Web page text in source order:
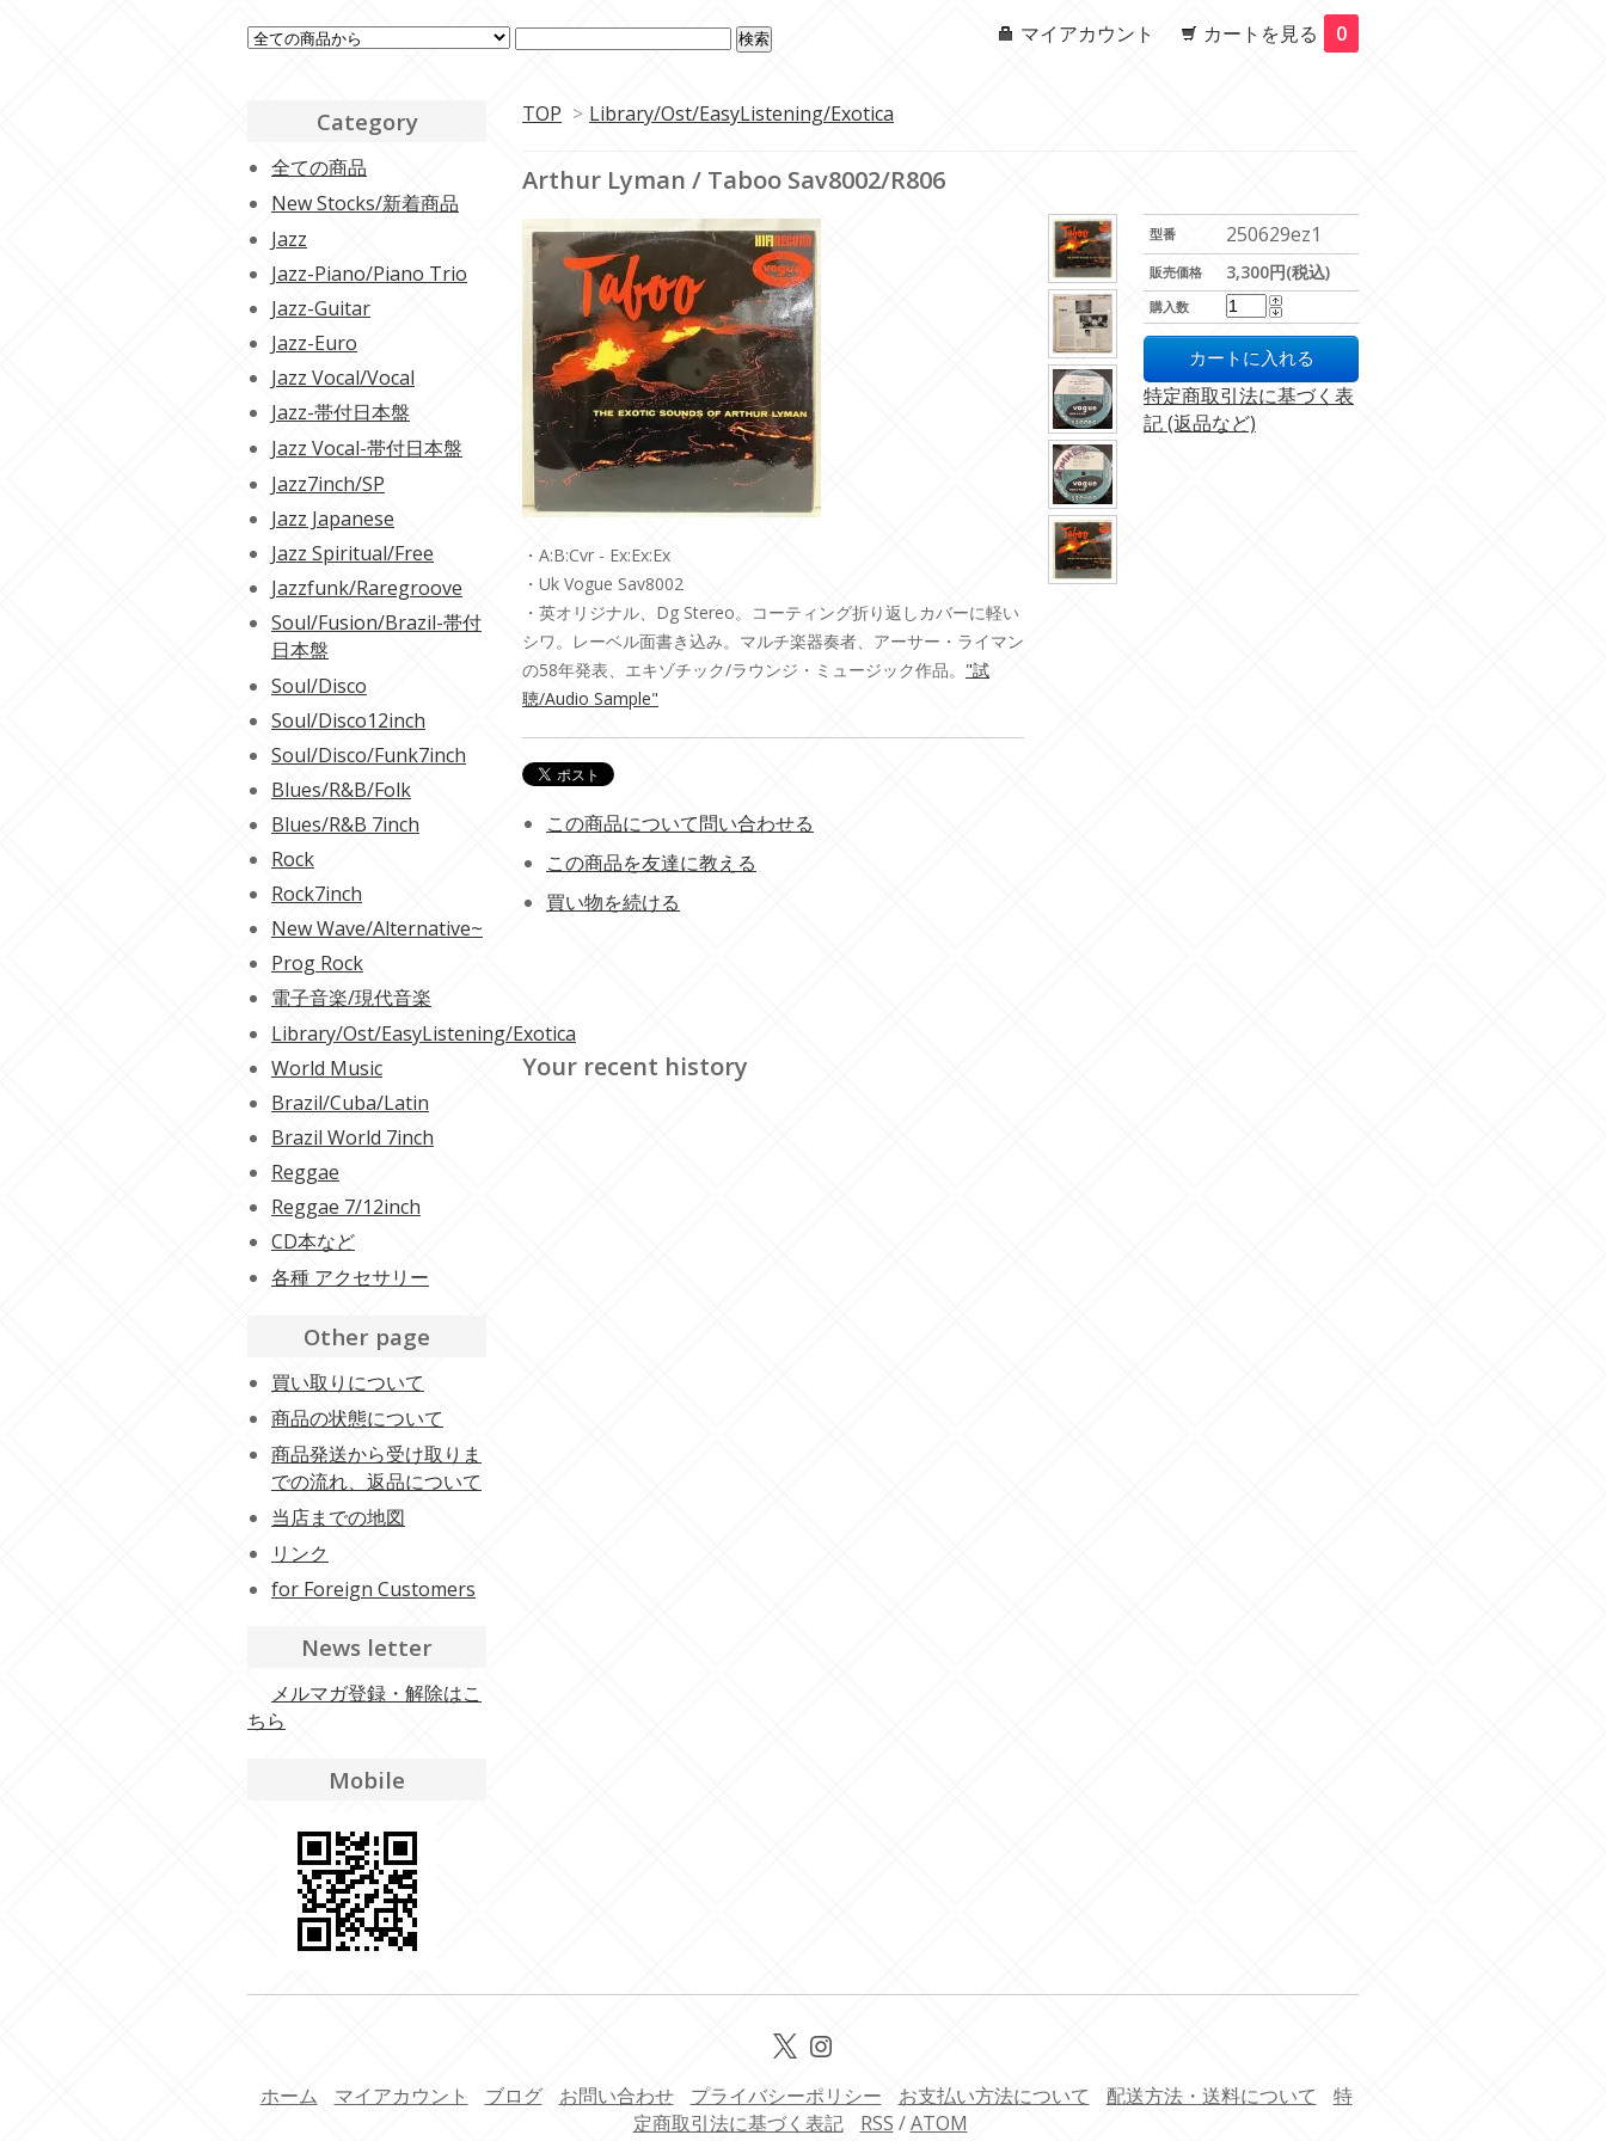
マイアカウント カートを見る 0
TOP > Library/Ost/EasyListening/Exotica
Arthur Lyman / Taboo Sav8002/R806
型番 250629ez1
販売価格 3,300円(税込)
購入数
特定商取引法に基づく表
記 (返品など)
・A:B:Cvr - Ex:Ex:Ex
・Uk Vogue Sav8002
・英オリジナル、Dg Stereo。コーティング折り返しカバーに軽い
シワ。レーベル面書き込み。マルチ楽器奏者、アーサー・ライマン
の58年発表、エキゾチック/ラウンジ・ミュージック作品。 "試
聴/Audio Sample"
この商品について問い合わせる
この商品を友達に教える
買い物を続ける
Your recent history
Category
全ての商品
New Stocks/新着商品
Jazz
Jazz-Piano/Piano Trio
Jazz-Guitar
Jazz-Euro
Jazz Vocal/Vocal
Jazz-帯付日本盤
Jazz Vocal-帯付日本盤
Jazz7inch/SP
Jazz Japanese
Jazz Spiritual/Free
Jazzfunk/Raregroove
Soul/Fusion/Brazil-帯付
日本盤
Soul/Disco
Soul/Disco12inch
Soul/Disco/Funk7inch
Blues/R&B/Folk
Blues/R&B 7inch
Rock
Rock7inch
New Wave/Alternative~
Prog Rock
電子音楽/現代音楽
Library/Ost/EasyListening/Exotica
World Music
Brazil/Cuba/Latin
Brazil World 7inch
Reggae
Reggae 7/12inch
CD本など
各種 アクセサリー
Other page
買い取りについて
商品の状態について
商品発送から受け取りま
での流れ、返品について
当店までの地図
リンク
for Foreign Customers
News letter
メルマガ登録・解除はこ
ちら
Mobile
ホーム マイアカウント ブログ お問い合わせ プライバシーポリシー お支払い方法について 配送方法・送料について
特
定商取引法に基づく表記
RSS /ATOM